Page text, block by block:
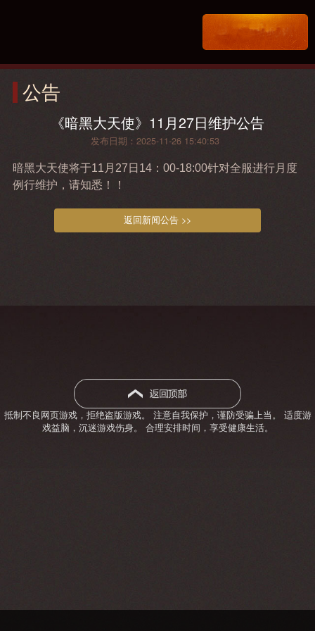
公告
《暗黑大天使》11月27日维护公告
发布日期：2025-11-26 15:40:53
暗黑大天使将于11月27日14：00-18:00针对全服进行月度
例行维护，请知悉！！
返回新闻公告 >>
抵制不良网页游戏，拒绝盗版游戏。 注意自我保护，谨防受骗上当。 适度游
戏益脑，沉迷游戏伤身。 合理安排时间，享受健康生活。